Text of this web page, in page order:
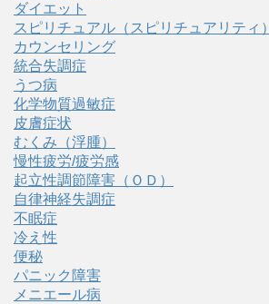
ダイエット
スピリチュアル（スピリチュアリティ）
カウンセリング
統合失調症
うつ病
化学物質過敏症
皮膚症状
むくみ（浮腫）
慢性疲労/疲労感
起立性調節障害（ＯＤ）
自律神経失調症
不眠症
冷え性
便秘
パニック障害
メニエール病